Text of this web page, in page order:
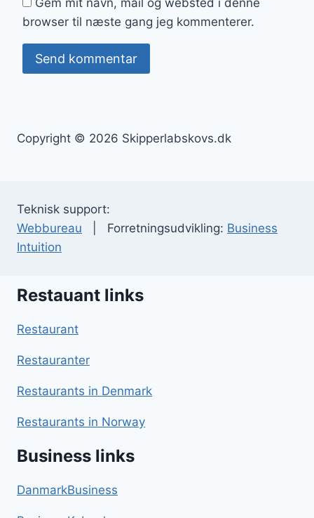
Gem mit navn, mail og websted i denne
browser til næste gang jeg kommenterer.
Copyright © 2026 Skipperlabskovs.dk
Teknisk support:
Webbureau | Forretningsudvikling: Business
Intuition
Restauant links
Restaurant
Restauranter
Restaurants in Denmark
Restaurants in Norway
Business links
DanmarkBusiness